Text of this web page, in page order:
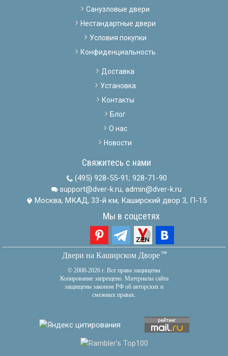
Санузловые двери
Нестандартные двери
Условия покупки
Конфиденциальность
Доставка
Установка
Контакты
Блог
О нас
Новости
Свяжитесь с нами
(495) 928-55-91; 928-71-90
support@dver-k.ru, admin@dver-k.ru
Москва, МКАД, 33-й км, Каширский двор 3, П-15
Мы в соцсетях
Двери на Каширском Дворетм
© 2008-2026 г. Все права защищены
Копирование запрещено. Материалы сайта
защищены законом РФ об авторских и
смежных правах.